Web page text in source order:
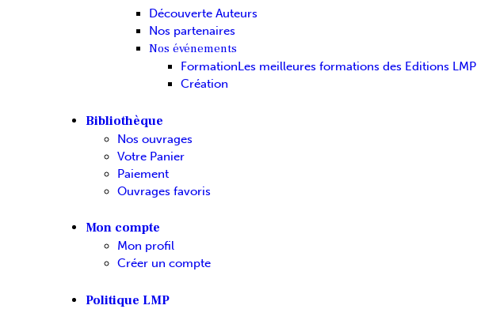
Découverte Auteurs
Nos partenaires
Nos événements
FormationLes meilleures formations des Editions LMP
Création
Bibliothèque
Nos ouvrages
Votre Panier
Paiement
Ouvrages favoris
Mon compte
Mon profil
Créer un compte
Politique LMP